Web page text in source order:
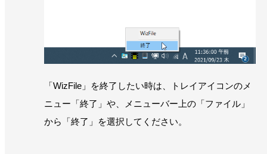
「WizFile」を終了したい時は、トレイアイコンのメ
ニュー「終了」や、メニューバー上の「ファイル」
から「終了」を選択してください。